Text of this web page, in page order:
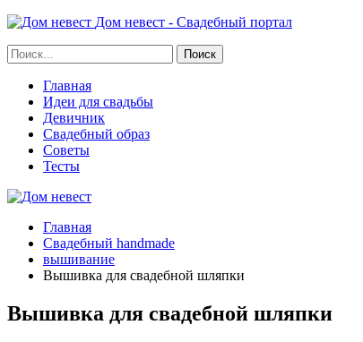
Дом невест - Свадебный портал
Главная
Идеи для свадьбы
Девичник
Свадебный образ
Советы
Тесты
Главная
Свадебный handmade
вышивание
Вышивка для свадебной шляпки
Вышивка для свадебной шляпки